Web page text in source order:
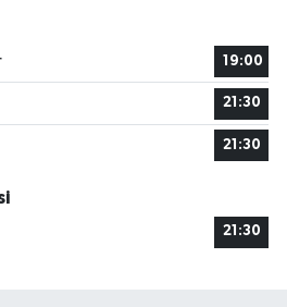
19:00
21:30
21:30
21:30